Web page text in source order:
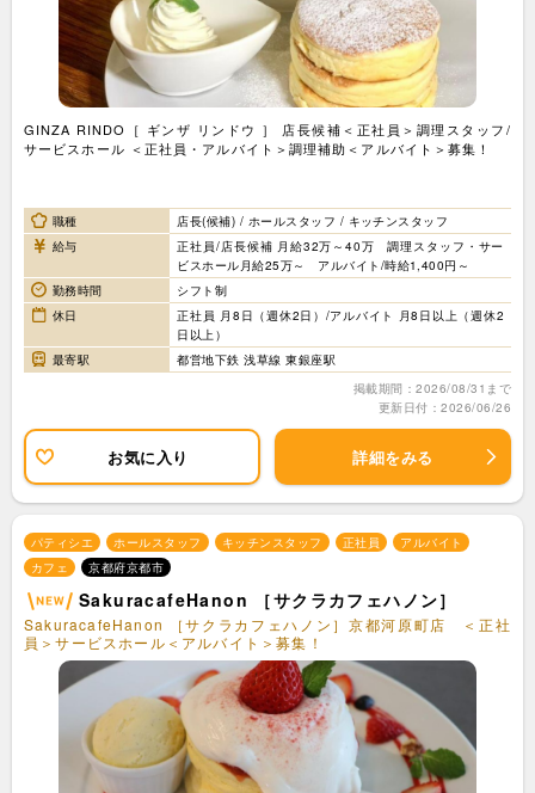
GINZA RINDO［ ギンザ リンドウ ］ 店長候補＜正社員＞調理スタッフ/
サービスホール ＜正社員・アルバイト＞調理補助＜アルバイト＞募集！
職種
店長(候補) / ホールスタッフ / キッチンスタッフ
給与
正社員/店長候補 月給32万～40万 調理スタッフ・サー
ビスホール月給25万～ アルバイト/時給1,400円～
勤務時間
シフト制
休日
正社員 月8日（週休2日）/アルバイト 月8日以上（週休2
日以上）
最寄駅
都営地下鉄 浅草線 東銀座駅
掲載期間：2026/08/31まで
更新日付：2026/06/26
お気に入り 詳細をみる
パティシエ ホールスタッフ キッチンスタッフ 正社員
アルバイト
カフェ
京都府京都市
SakuracafeHanon ［サクラカフェハノン］
SakuracafeHanon ［サクラカフェハノン］京都河原町店 ＜正社
員＞サービスホール＜アルバイト＞募集！